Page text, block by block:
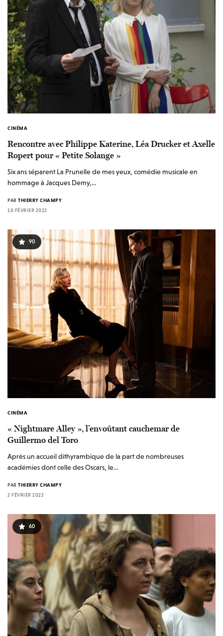
CINÉMA
Rencontre avec Philippe Katerine, Léa Drucker et Axelle
Ropert pour « Petite Solange »
Six ans séparent La Prunelle de mes yeux, comédie musicale en
hommage à Jacques Demy,…
PAR THIERRY CHAMPY
10 FÉVRIER 2022
90
CINÉMA
« Nightmare Alley », l’envoûtant cauchemar de
Guillermo del Toro
Après un accueil dithyrambique de la part de nombreuses
académies dont celle des Oscars, le…
PAR THIERRY CHAMPY
2 FÉVRIER 2022
60